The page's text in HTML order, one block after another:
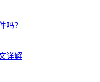
吗？
详解